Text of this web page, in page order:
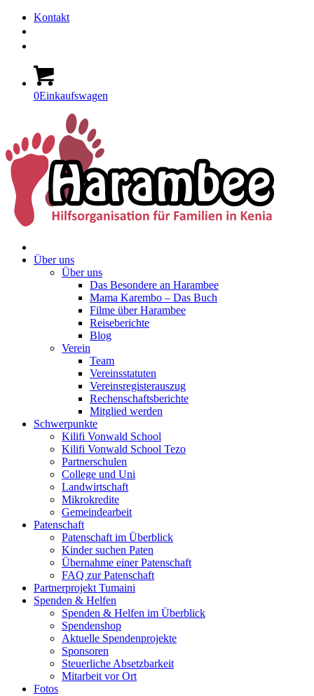
Kontakt
0Einkaufswagen
Über uns
Über uns
Das Besondere an Harambee
Mama Karembo – Das Buch
Filme über Harambee
Reiseberichte
Blog
Verein
Team
Vereinsstatuten
Vereinsregisterauszug
Rechenschaftsberichte
Mitglied werden
Schwerpunkte
Kilifi Vonwald School
Kilifi Vonwald School Tezo
Partnerschulen
College und Uni
Landwirtschaft
Mikrokredite
Gemeindearbeit
Patenschaft
Patenschaft im Überblick
Kinder suchen Paten
Übernahme einer Patenschaft
FAQ zur Patenschaft
Partnerprojekt Tumaini
Spenden & Helfen
Spenden & Helfen im Überblick
Spendenshop
Aktuelle Spendenprojekte
Sponsoren
Steuerliche Absetzbarkeit
Mitarbeit vor Ort
Fotos